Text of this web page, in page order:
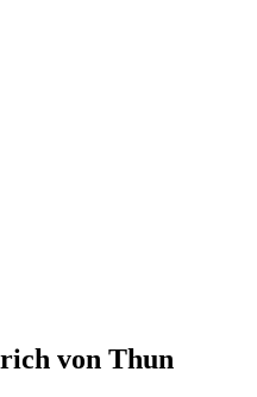
von Thun